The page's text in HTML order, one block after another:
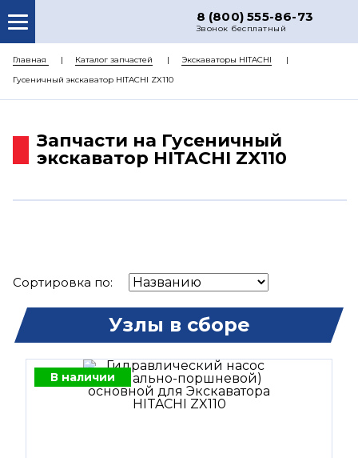
8 (800) 555-86-73
Звонок бесплатный
О НАС
КАТАЛОГ ЗАПЧАСТЕЙ
ДОСТАВКА
Главная Каталог запчастей
Экскаваторы HITACHI
Гусеничный экскаватор HITACHI ZX110
Запчасти на Гусеничный
экскаватор HITACHI ZX110
Сортировка по:
Узлы в сборе
В наличии